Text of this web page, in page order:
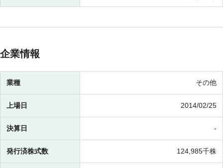
企業情報
業種 その他
上場日 2014/02/25
決算日 -
発行済株式数 124,985千株